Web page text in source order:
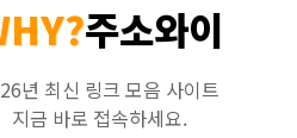
주소와이
년 최신 링크 모음 사이트
지금 바로 접속하세요.